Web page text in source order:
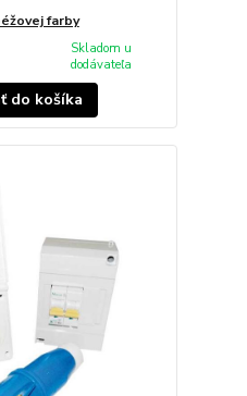
farby
Skladom u
dodávateľa
do košíka